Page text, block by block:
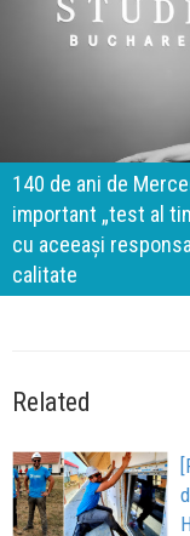
140 de ani de
important „test al
cu aceeași
calitate
Related